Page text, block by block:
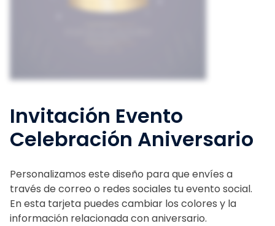
Invitación Evento
Celebración Aniversario
Personalizamos este diseño para que envíes a
través de correo o redes sociales tu evento social.
En esta tarjeta puedes cambiar los colores y la
información relacionada con aniversario.